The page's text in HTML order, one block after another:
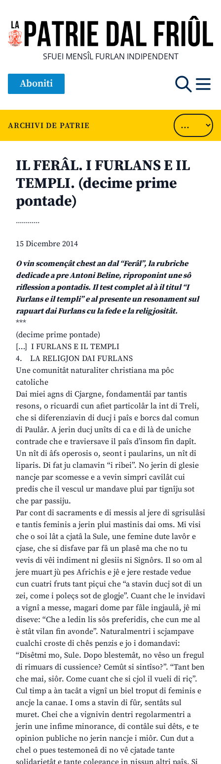
SFUEI MENSÎL FURLAN INDIPENDENT
Aboniti
ARCHIVI DE PATRIE
IL FERÂL. I FURLANS E IL
TEMPLI. (decime prime
pontade)
............
15 Dicembre 2014
O vin scomençât chest an dal “Ferâl”, la rubriche
dedicade a pre Antoni Beline, riproponint une sô
riflession a pontadis. Il test complet al à il titul “I
Furlans e il templi” e al presente un resonament sul
rapuart dai Furlans cu la fede e la religjositât.
***
(decime prime pontade)
[…] I FURLANS E IL TEMPLI
4. LA RELIGJON DAI FURLANS
Une comunitât naturaliter christiana ma pôc
catoliche
Dai miei agns di Cjargne, fondamentâi par tantis
resons, o ricuardi cun afiet particolâr la int di Treli,
che si diferenziavin di ducj i paîs e borcs dal comun
di Paulâr. A jerin ducj unîts di ca e di là de uniche
contrade che e traviersave il paîs d’insom fin dapît.
Un nît di âfs operosis o, seont i paularins, un nît di
liparis. Di fat ju clamavin “i ribei”. No jerin di glesie
nancje par scomesse e a vevin simpri cavilât cui
predis che il vescul ur mandave plui par tignîju sot
che par passiju.
Par cont di sacraments e di messis al jere di sgrisulâsi
e tantis feminis a jerin plui mastinis dai oms. Mi visi
che o soi lât a cjatâ la Sule, une femine dute lavôr e
cjase, che si disfave par fâ un plasê ma che no tu
vevis di vêi indiment ni glesiis ni Signôrs. Il so om al
jere muart jù pes Africhis e jê e jere restade vedue
cun cuatri fruts tant piçui che “a stavin ducj sot di un
zei, come i poleçs sot de glogje”. Cuant che le invidavi
a vignî a messe, magari dome par fâle ingjaulâ, jê mi
diseve: “Che a ledin lis sôs preferidis, che cun me al
è stât vilan fin avonde”. Naturalmentri i scjampave
cualchi croste di chês penzis e jo i domandavi:
“Disêtmi mo, Sule. Dopo blestemât, no vêso un fregul
di rimuars di cussience? Cemût si sintîso?”. “Tant ben
che mai, siôr. Come cuant che si cjol il vueli di riç”.
Cul timp a àn tacât a vignî un biel troput di feminis e
ancje la canae. I oms a stavin di fûr, sentâts sul
muret. Chei che a vignivin dentri regolarmentri a
jerin une infime minorance, di contâle sui dêts, e te
opinion publiche no jerin nancje i miôr. Cun dut a
chel o pues testemoneâ di no vê cjatade tante